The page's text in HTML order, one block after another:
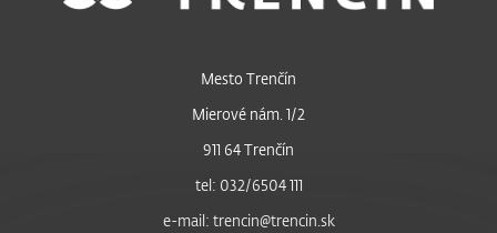
Mesto Trenčín
Mierové nám. 1/2
911 64 Trenčín
tel: 032/6504 111
e-mail: trencin@trencin.sk